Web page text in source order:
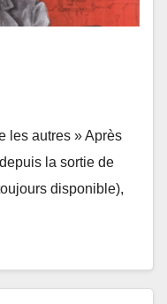
les autres » Après
la sortie de
disponible),